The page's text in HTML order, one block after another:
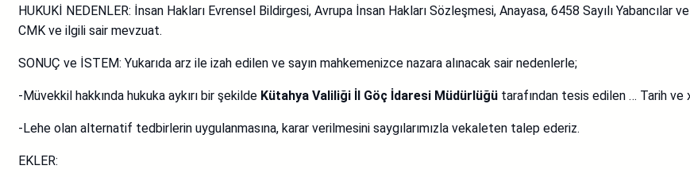
HUKUKİ NEDENLER: İnsan Hakları Evrensel Bildirgesi, Avrupa İnsan Hakları Sözleşmesi, Anayasa, 6458 Sayılı Yabancılar
CMK ve ilgili sair mevzuat.
SONUÇ ve İSTEM: Yukarıda arz ile izah edilen ve sayın mahkemenizce nazara alınacak sair nedenlerle;
-Müvekkil hakkında hukuka aykırı bir şekilde Kütahya Valiliği İl Göç İdaresi Müdürlüğü tarafından tesis edilen … Tarih ve
-Lehe olan alternatif tedbirlerin uygulanmasına, karar verilmesini saygılarımızla vekaleten talep ederiz.
EKLER: